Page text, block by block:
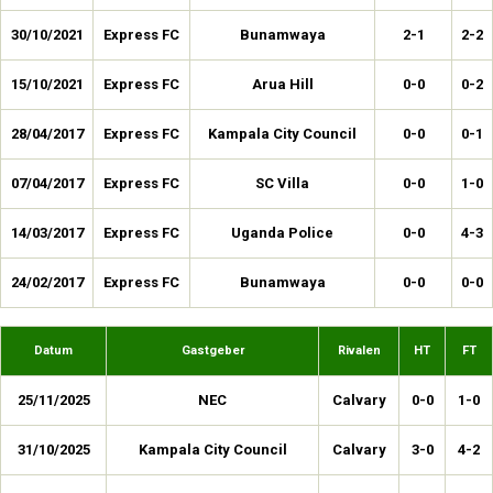
30/10/2021 Express FC Bunamwaya 2-1 2-2
15/10/2021 Express FC Arua Hill 0-0 0-2
28/04/2017 Express FC Kampala City Council 0-0 0-1
07/04/2017 Express FC SC Villa 0-0 1-0
14/03/2017 Express FC Uganda Police 0-0 4-3
24/02/2017 Express FC Bunamwaya 0-0 0-0
Datum Gastgeber Rivalen HT FT
25/11/2025 NEC Calvary 0-0 1-0
31/10/2025 Kampala City Council Calvary 3-0 4-2